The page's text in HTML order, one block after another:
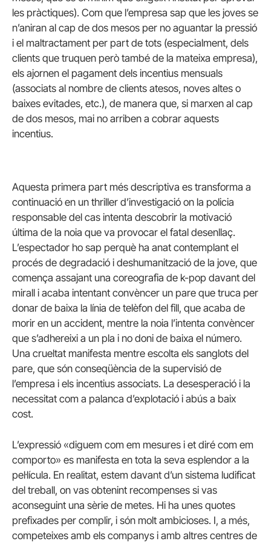
les pràctiques). Com que l’empresa sap que les joves se
n’aniran al cap de dos mesos per no aguantar la pressió
i el maltractament per part de tots (especialment, dels
clients que truquen però també de la mateixa empresa),
els ajornen el pagament dels incentius mensuals
(associats al nombre de clients atesos, noves altes o
baixes evitades, etc.), de manera que, si marxen al cap
de dos mesos, mai no arriben a cobrar aquests
incentius.
Aquesta primera part més descriptiva es transforma a
continuació en un thriller d’investigació on la policia
responsable del cas intenta descobrir la motivació
última de la noia que va provocar el fatal desenllaç.
L’espectador ho sap perquè ha anat contemplant el
procés de degradació i deshumanització de la jove, que
comença assajant una coreografia de k-pop davant del
mirall i acaba intentant convèncer un pare que truca per
donar de baixa la línia de telèfon del fill, que acaba de
morir en un accident, mentre la noia l’intenta convèncer
que s’adhereixi a un pla i no doni de baixa el número.
Una crueltat manifesta mentre escolta els sanglots del
pare, que són conseqüència de la supervisió de
l’empresa i els incentius associats. La desesperació i la
necessitat com a palanca d’explotació i abús a baix
cost.
L’expressió «diguem com em mesures i et diré com em
comporto» es manifesta en tota la seva esplendor a la
pel·lícula. En realitat, estem davant d’un sistema ludificat
del treball, on vas obtenint recompenses si vas
aconseguint una sèrie de metes. Hi ha unes quotes
prefixades per complir, i són molt ambicioses. I, a més,
competeixes amb els companys i amb altres centres de